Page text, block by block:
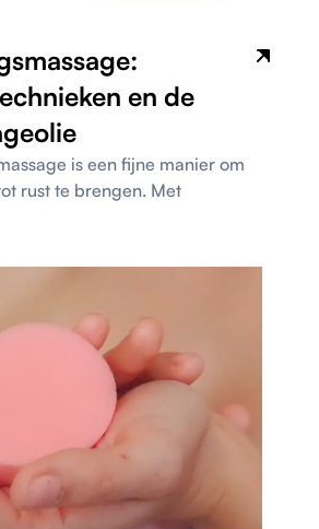
en de
is een fijne manier om
rust te brengen. Met